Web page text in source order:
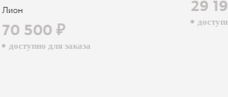
Лион
70 500 ₽
доступно для заказа
29